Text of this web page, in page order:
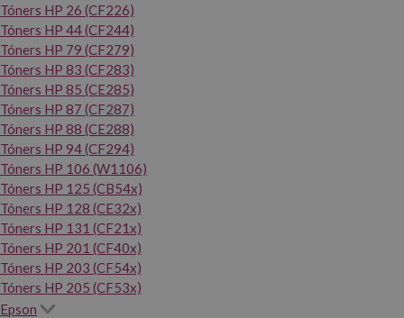
Tóners HP 26 (CF226)
Tóners HP 44 (CF244)
Tóners HP 79 (CF279)
Tóners HP 83 (CF283)
Tóners HP 85 (CE285)
Tóners HP 87 (CF287)
Tóners HP 88 (CE288)
Tóners HP 94 (CF294)
Tóners HP 106 (W1106)
Tóners HP 125 (CB54x)
Tóners HP 128 (CE32x)
Tóners HP 131 (CF21x)
Tóners HP 201 (CF40x)
Tóners HP 203 (CF54x)
Tóners HP 205 (CF53x)
Epson